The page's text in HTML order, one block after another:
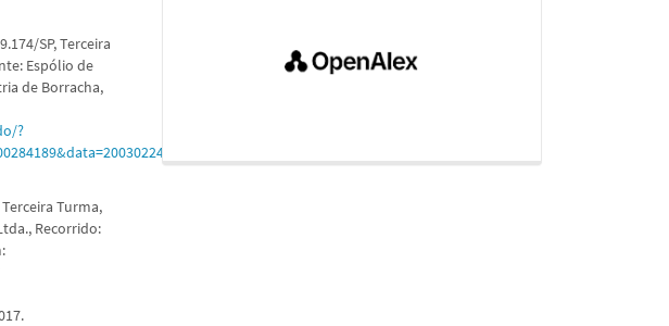
SP, Terceira
Espólio de
de Borracha,
?
Terceira Turma,
Recorrido: